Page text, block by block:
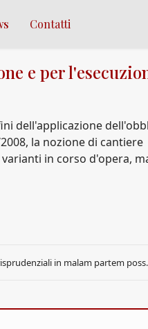
Contatti
e per
dell'applicazione
la nozione di cantiere
in corso d'opera,
in malam partem